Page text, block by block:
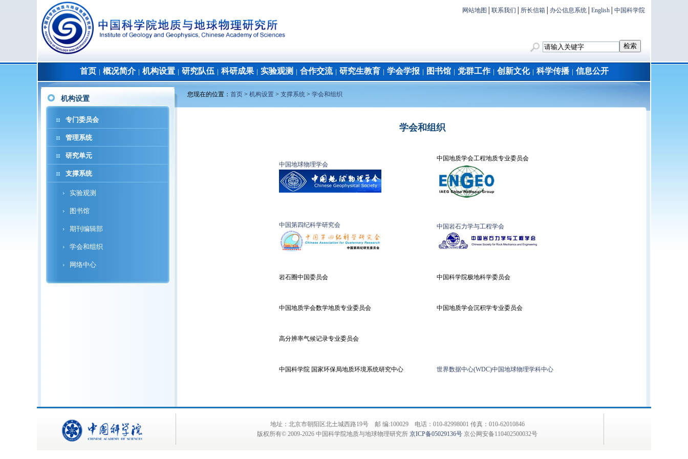
网站地图 联系我们 所长信箱 办公信息系统 English 中国科学院
首页 概况简介│ 机构设置 研究队伍 科研成果│ 实验观测 合作交流│ 研究生教育 学会学报 图书馆 党群工作│ 创新文化│ 科学传播│ 信息公开
机构设置
专门委员会
管理系统
研究单元
支撑系统
实验观测
图书馆
期刊编辑部
学会和组织
网络中心
您现在的位置： 首页 > 机构设置 > 支撑系统 > 学会和组织
学会和组织
中国地球物理学会
中国地质学会工程地质专业委员会
中国第四纪科学研究会 中国岩石力学与工程学会
岩石圈中国委员会 中国科学院极地科学委员会
中国地质学会数学地质专业委员会 中国地质学会沉积学专业委员会
高分辨率气候记录专业委员会
中国科学院 国家环保局地质环境系统研究中心 世界数据中心(WDC)中国地球物理学科中心
地址：北京市朝阳区北土城西路19号 邮 编:100029 电话：010-82998001 传真：010-62010846
版权所有© 2009-2026 中国科学院地质与地球物理研究所 京ICP备05029136号 京公网安备110402500032号